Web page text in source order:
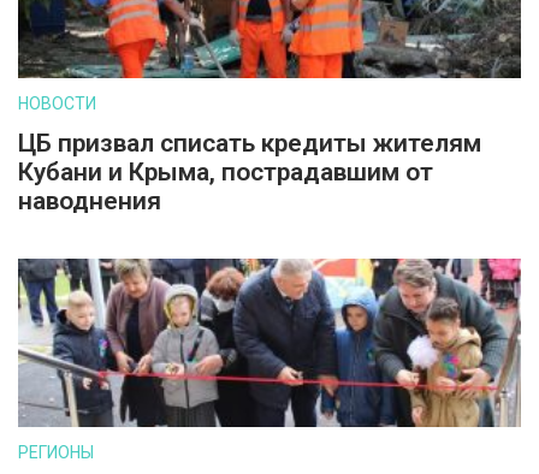
НОВОСТИ
ЦБ призвал списать кредиты жителям
Кубани и Крыма, пострадавшим от
наводнения
РЕГИОНЫ